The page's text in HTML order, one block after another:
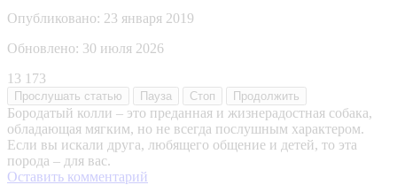
Опубликовано: 23 января 2019
Обновлено: 30 июля 2026
13 173
Прослушать статью Пауза Стоп Продолжить
Бородатый колли – это преданная и жизнерадостная собака,
обладающая мягким, но не всегда послушным характером.
Если вы искали друга, любящего общение и детей, то эта
порода – для вас.
Оставить комментарий